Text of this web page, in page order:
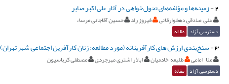
2
-زمینه‌ها و مؤلفه‌های تحول‌خواهی در آثار علی اکبر صابر
علی صادقی دهخوارقانی فیروز راد حسین آقاجانی مرساء
دسترسی آزاد مقاله
3
-سنخ‌بندی ارزش های کارآفرینانه (مورد مطالعه: زنان کارآفرین اجتماعی شهر تهران)
منا امامی طلیعه خادمیان اباذر اشتری مهرجردی مصطفی کرباسیون
دسترسی آزاد مقاله